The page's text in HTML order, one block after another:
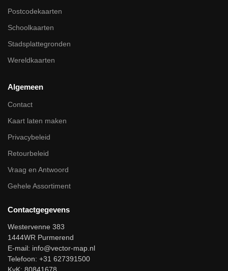
Postcodekaarten
Schoolkaarten
Stadsplattegronden
Wereldkaarten
Algemeen
Contact
Kaart laten maken
Privacybeleid
Retourbeleid
Vraag en Antwoord
Gehele Assortiment
Contactgegevens
Westervenne 383
1444WR Purmerend
E-mail: info@vector-map.nl
Telefoon: +31 627391500